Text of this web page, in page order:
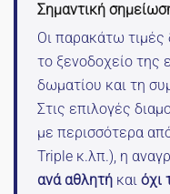
Σημαντική
Οι παρακάτω τιμές
το ξενοδοχείο της
δωματίου και τη
Στις επιλογές
με περισσότερα
Triple κ.λπ.), η
ανά αθλητή και όχι